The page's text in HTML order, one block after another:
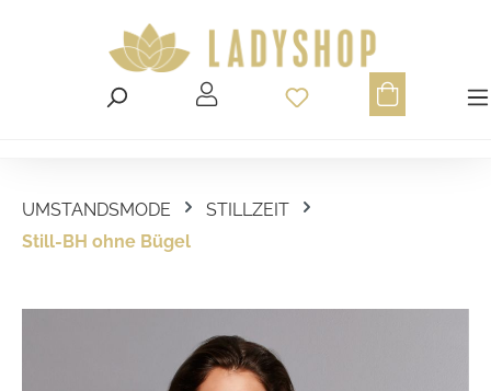
Du hast 0
UMSTANDSMODE
STILLZEIT
Still-BH ohne Bügel
Bildergalerie überspringen